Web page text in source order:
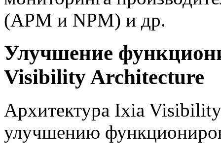
(APM и NPM) и др.
Улучшение
Visibility Architecture
Архитектура Ixia
улучшению